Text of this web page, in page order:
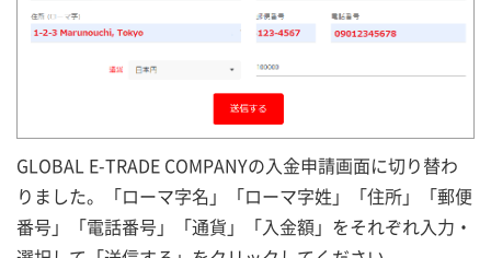
GLOBAL E-TRADE COMPANYの入金申請画面に切り替わ
りました。「ローマ字名」「ローマ字姓」「住所」「郵便
番号」「電話番号」「通貨」「入金額」をそれぞれ入力・